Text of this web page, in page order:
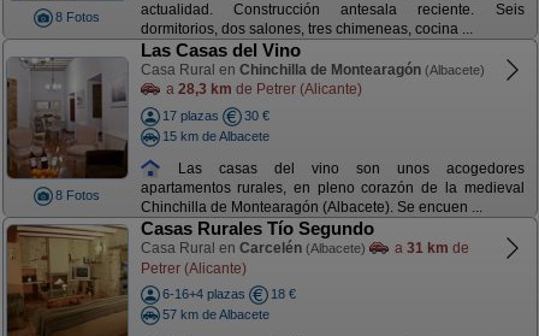
8 Fotos
actualidad. Construcción antesala reciente. Seis
dormitorios, dos salones, tres chimeneas, cocina ...
8 Fotos
Las Casas del Vino
Casa Rural en Chinchilla de Montearagón (Albacete)
a 28,3 km de Petrer (Alicante)
17 plazas
30 €
15 km de Albacete
Las casas del vino son unos acogedores
apartamentos rurales, en pleno corazón de la medieval
Chinchilla de Montearagón (Albacete). Se encuen ...
Casas Rurales Tío Segundo
Casa Rural en Carcelén (Albacete) a 31 km de
Petrer (Alicante)
6-16+4 plazas
18 €
57 km de Albacete